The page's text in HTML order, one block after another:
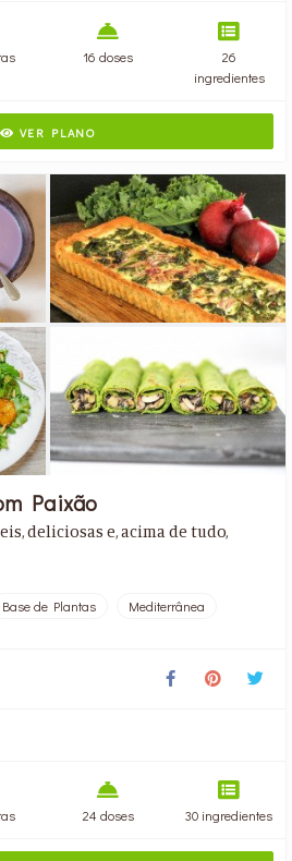
16 doses
26
ingredientes
VER PLANO
Paixão
deliciosas e, acima de tudo,
Base de Plantas Mediterrânea
24 doses 30 ingredientes